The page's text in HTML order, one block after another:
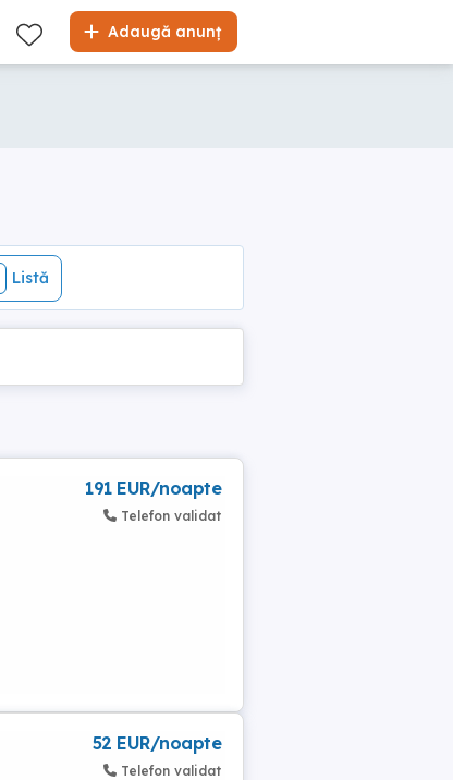
Adaugă anunț
Listă
Listă
191 EUR/noapte
Telefon validat
52 EUR/noapte
Telefon validat